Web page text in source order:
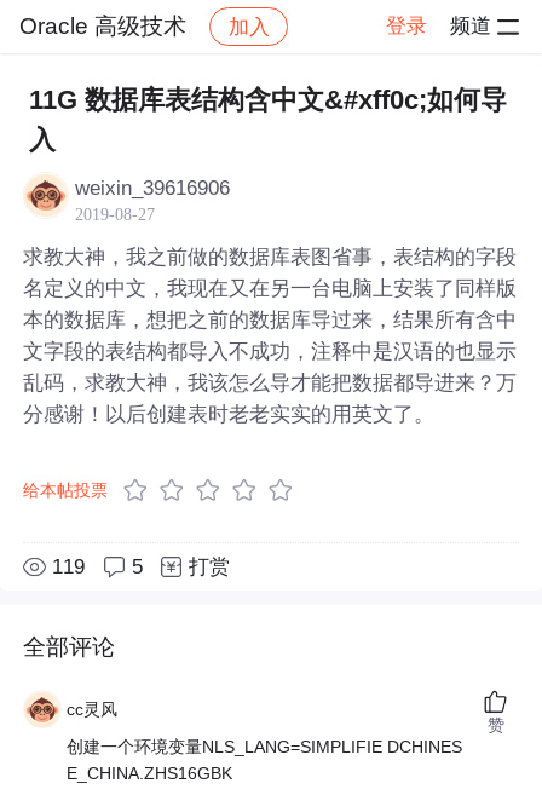
Oracle 高级技术 加入 登录 频道
社区 Oracle 高级技术 帖子详情
11G 数据库表结构含中文&#xff0c;如何导
入
weixin_39616906
2019-08-27
求教大神，我之前做的数据库表图省事，表结构的字段
名定义的中文，我现在又在另一台电脑上安装了同样版
本的数据库，想把之前的数据库导过来，结果所有含中
文字段的表结构都导入不成功，注释中是汉语的也显示
乱码，求教大神，我该怎么导才能把数据都导进来？万
分感谢！以后创建表时老老实实的用英文了。
给本帖投票
119 5 打赏
全部评论
cc灵风
创建一个环境变量NLS_LANG=SIMPLIFIE DCHINES
E_CHINA.ZHS16GBK
赞